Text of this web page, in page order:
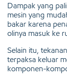
Dampak yang
mesin yang
bakar karena
olinya masuk ke
Selain itu,
terpaksa keluar
komponen-